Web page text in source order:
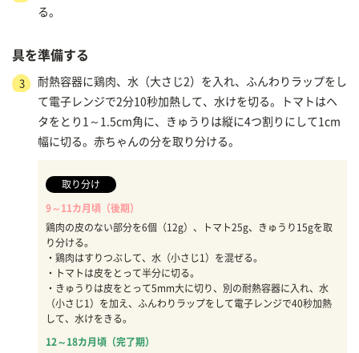
る。
具を準備する
3
耐熱容器に鶏肉、水（大さじ2）を入れ、ふんわりラップをし
て電子レンジで2分10秒加熱して、水けを切る。トマトはヘ
タをとり1～1.5cm角に、きゅうりは縦に4つ割りにして1cm
幅に切る。赤ちゃんの分を取り分ける。
取り分け
9～11カ月頃（後期）
鶏肉の皮のない部分を6個（12g）、トマト25g、きゅうり15gを取
り分ける。
・鶏肉はすりつぶして、水（小さじ1）を混ぜる。
・トマトは皮をとって半分に切る。
・きゅうりは皮をとって5mm大に切り、別の耐熱容器に入れ、水
（小さじ1）を加え、ふんわりラップをして電子レンジで40秒加熱
して、水けをきる。
12～18カ月頃（完了期）